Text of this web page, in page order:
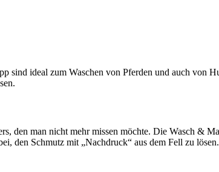
sind ideal zum Waschen von Pferden und auch von
den man nicht mehr missen möchte. Die Wasch &
den Schmutz mit „Nachdruck“ aus dem Fell zu lösen.